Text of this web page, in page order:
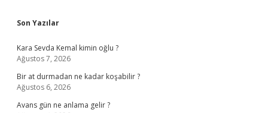
Sidebar
Son Yazılar
Kara Sevda Kemal kimin oğlu ?
Ağustos 7, 2026
Bir at durmadan ne kadar koşabilir ?
Ağustos 6, 2026
Avans gün ne anlama gelir ?